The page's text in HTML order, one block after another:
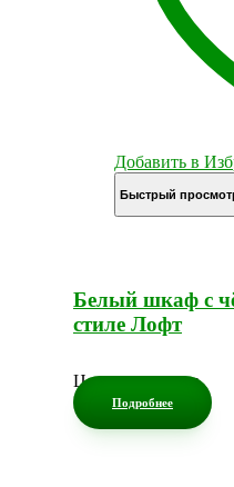
Добавить в
Быстрый
Белый шкаф с
стиле Лофт
Цена по запросу
Подробнее